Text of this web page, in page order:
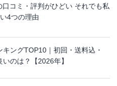
コミ・評判がひどい それでも私
4つの理由
ングTOP10｜初回・送料込・
のは？【2026年】